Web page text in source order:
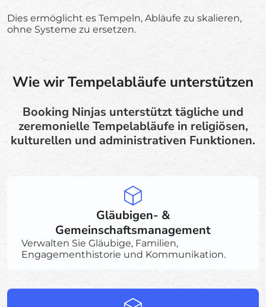
Dies ermöglicht es Tempeln, Abläufe zu skalieren,
ohne Systeme zu ersetzen.
Wie wir Tempelabläufe unterstützen
Booking Ninjas unterstützt tägliche und
zeremonielle Tempelabläufe in religiösen,
kulturellen und administrativen Funktionen.
Gläubigen- &
Gemeinschaftsmanagement
Verwalten Sie Gläubige, Familien,
Engagementhistorie und Kommunikation.